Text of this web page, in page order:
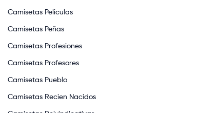
Camisetas Peliculas
Camisetas Peñas
Camisetas Profesiones
Camisetas Profesores
Camisetas Pueblo
Camisetas Recien Nacidos